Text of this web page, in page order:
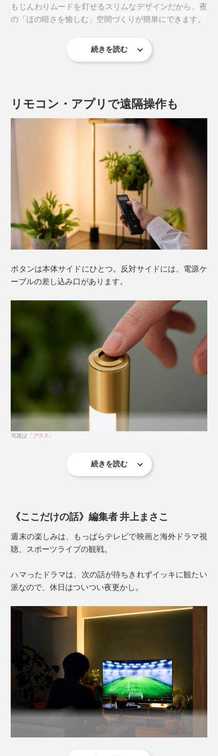
スーッと1本の細い線を描くLED光と、照らす方向を自
由に調整もできる、独立したふたつのミニベース。
ライト台座の奥行きは4cmほどなので、5cm程度の隙間
があれば、どんな狭いスペースにも設置できちゃうスマ
ートさです。
テレビ背面を照らす「シアターライティング」のメリッ
トは、ムードアップだけではありません。
壁とテレビ画面の明度差が少なくなり、目の負担を
画面への映り込みを軽減
長時間の視聴でも疲れにくく、集中しやすい
実際に、「バーライト」のあり・なしで映画を観てみま
したが、目のラクさがまったく違いました。
暗い部屋で、テレビ画面が発光する明るさのみでは、す
ぐに目が疲れてショボショボ。長時間の視聴では疲れて
もじんわりムードを灯せるスリムなデザインだから、夜
の「ほの暗さを愉しむ」空間づくりが簡単にできます。
Scene1：BARカウンター風に
キッチンカウンターでバー気分を味わいたいなら、ハイ
チェアの足元にどうぞ。灯りの位置を上向き、壁向き、
床向きに角度を調整するだけで雰囲気がガラリと変わり
ます。
ゲストを迎える時、玄関からリビングへ向かう廊下に、
してタテ置きでトイレに設置してもムーディ。
Scene3：カフェラウンジ風に
植物の背後を照らすと、一気にカフェのまったり空間を
演出できます。タテ置きでコーナーを照らせば、空間に
メリハリが生まれて部屋が広く感じる効果も。
続きを読む
リモコン・アプリで遠隔操作も
ボタンは本体サイドにひとつ。反対サイドには、電源ケ
ーブルの差し込み口があります。
写真は「ブラス 」
作ができちゃいます。
「調光」と「調色」はリモコン上部のダイヤルで。中央
のボタンを押すことで、調光↔︎調色の操作を切り替えら
れます。
※3秒間操作がない場合、自動的に調光調節に切り替わります。
続きを読む
《ここだけの話》編集者 井上まさこ
週末の楽しみは、もっぱらテレビで映画と海外ドラマ視
聴、スポーツライブの観戦。
ハマったドラマは、次の話が待ちきれずイッキに観たい
派なので、休日はついつい夜更かし。